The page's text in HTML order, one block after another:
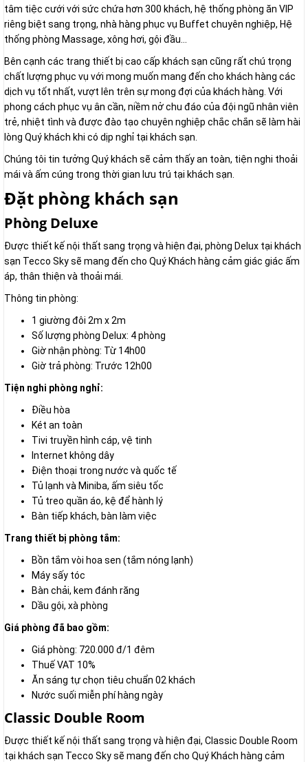
tâm tiệc cưới với sức chứa hơn 300 khách, hệ thống phòng ăn VIP
riêng biệt sang trọng, nhà hàng phục vụ Buffet chuyên nghiệp, Hệ
thống phòng Massage, xông hơi, gội đầu...
Bên cạnh các trang thiết bị cao cấp khách sạn cũng rất chú trọng
chất lượng phục vụ với mong muốn mang đến cho khách hàng các
dịch vụ tốt nhất, vượt lên trên sự mong đợi của khách hàng. Với
phong cách phục vụ ân cần, niềm nở chu đáo của đội ngũ nhân viên
trẻ, nhiệt tình và được đào tạo chuyên nghiệp chắc chắn sẽ làm hài
lòng Quý khách khi có dịp nghỉ tại khách sạn.
Chúng tôi tin tưởng Quý khách sẽ cảm thấy an toàn, tiện nghi thoải
mái và ấm cúng trong thời gian lưu trú tại khách sạn.
Đặt phòng khách sạn
Phòng Deluxe
Được thiết kế nội thất sang trọng và hiện đại, phòng Delux tại khách
sạn Tecco Sky sẽ mang đến cho Quý Khách hàng cảm giác giác ấm
áp, thân thiện và thoải mái.
Thông tin phòng:
1 giường đôi 2m x 2m
Số lượng phòng Delux: 4 phòng
Giờ nhận phòng: Từ 14h00
Giờ trả phòng: Trước 12h00
Tiện nghi phòng nghỉ:
Điều hòa
Két an toàn
Tivi truyền hình cáp, vệ tinh
Internet không dây
Điện thoại trong nước và quốc tế
Tủ lạnh và Miniba, ấm siêu tốc
Tủ treo quần áo, kệ để hành lý
Bàn tiếp khách, bàn làm việc
Trang thiết bị phòng tắm:
Bồn tắm vòi hoa sen (tắm nóng lạnh)
Máy sấy tóc
Bàn chải, kem đánh răng
Dầu gội, xà phòng
Giá phòng đã bao gồm:
Giá phòng: 720.000 đ/1 đêm
Thuế VAT 10%
Ăn sáng tự chọn tiêu chuẩn 02 khách
Nước suối miễn phí hàng ngày
Classic Double Room
Được thiết kế nội thất sang trọng và hiện đại, Classic Double Room
tại khách sạn Tecco Sky sẽ mang đến cho Quý Khách hàng cảm